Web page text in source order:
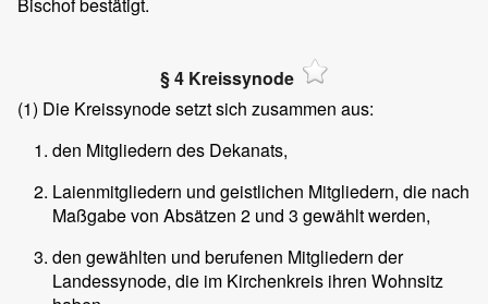
§ 4 Kreissynode
(1) Die Kreissynode setzt sich zusammen aus:
den Mitgliedern des Dekanats,
Laienmitgliedern und geistlichen Mitgliedern, die nach
Maßgabe von Absätzen 2 und 3 gewählt werden,
den gewählten und berufenen Mitgliedern der
Landessynode, die im Kirchenkreis ihren Wohnsitz